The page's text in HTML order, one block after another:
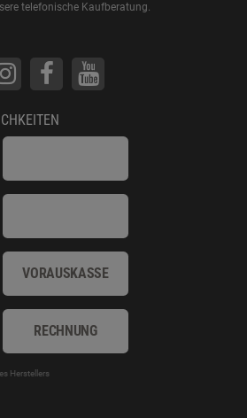
telefonische Kaufberatung.
VORAUSKASSE
RECHNUNG
Herstellers